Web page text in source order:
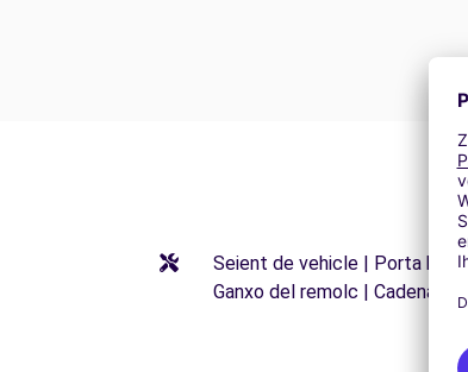
Seient de vehicle | Porta
Ganxo del remolc | Cadenas